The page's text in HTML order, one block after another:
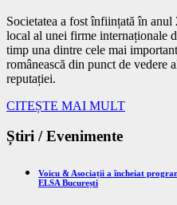
Societatea a fost înființată în
local al unei firme internaționale
timp una dintre cele mai
românească din punct de vedere
reputației.
CITEȘTE MAI MULT
Știri / Evenimente
Voicu & Asociații a încheiat
ELSA București